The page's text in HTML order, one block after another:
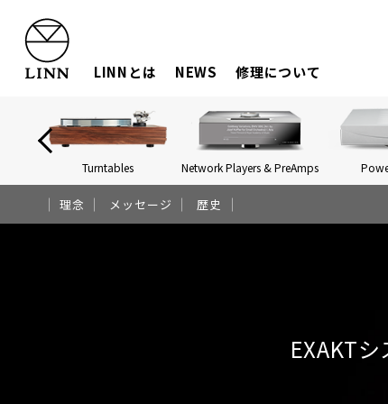
LINNとは NEWS 修理について
Turntables Network Players & PreAmps
理念 メッセージ 歴史
EXAKT